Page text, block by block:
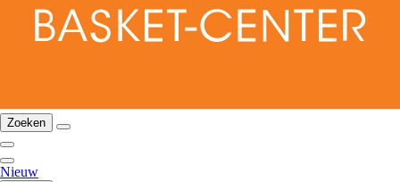
Zoeken
Nieuw